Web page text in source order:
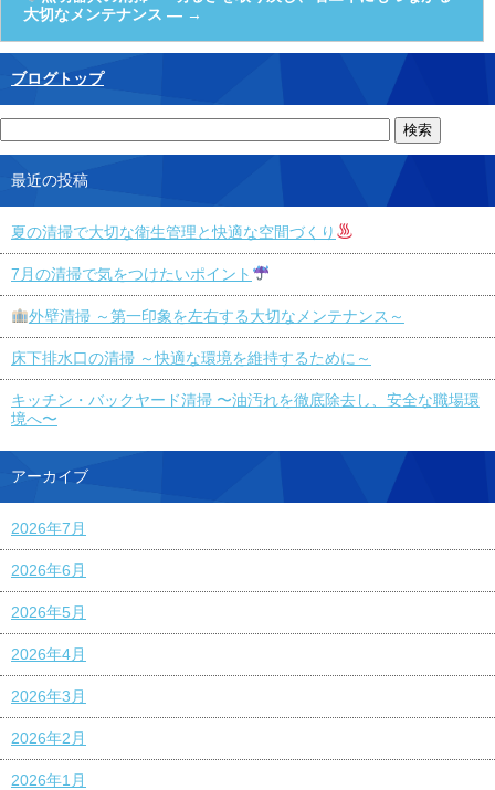
大切なメンテナンス ― →
ブログトップ
最近の投稿
夏の清掃で大切な衛生管理と快適な空間づくり
7月の清掃で気をつけたいポイント
外壁清掃 ～第一印象を左右する大切なメンテナンス～
床下排水口の清掃 ～快適な環境を維持するために～
キッチン・バックヤード清掃 〜油汚れを徹底除去し、安全な職場環
境へ〜
アーカイブ
2026年7月
2026年6月
2026年5月
2026年4月
2026年3月
2026年2月
2026年1月